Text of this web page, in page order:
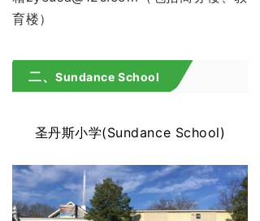
育楼）
二、Sundance School
圣丹斯小学(Sundance School)